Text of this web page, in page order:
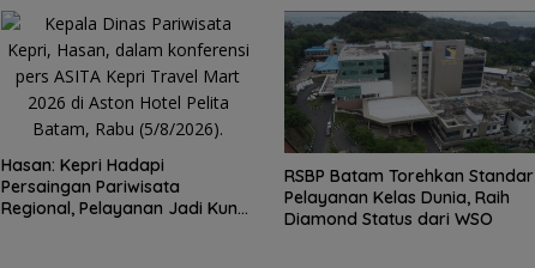
Hasan: Kepri Hadapi
Persaingan Pariwisata
Regional, Pelayanan Jadi Kunci
RSBP Batam Torehkan Standar
Pelayanan Kelas Dunia, Raih
Diamond Status dari WSO